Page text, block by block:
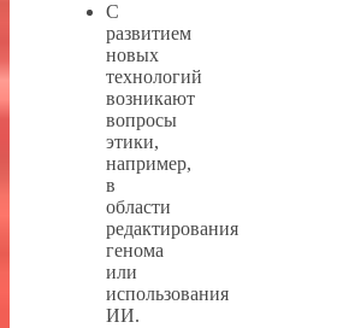
С
развитием
новых
технологий
возникают
вопросы
этики,
например,
в
области
редактирования
генома
или
использования
ИИ.